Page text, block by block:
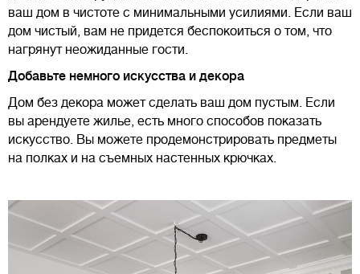
ваш дом в чистоте с минимальными усилиями. Если ваш
дом чистый, вам не придется беспокоиться о том, что
нагрянут неожиданные гости.
Добавьте немного искусства и декора
Дом без декора может сделать ваш дом пустым. Если
вы арендуете жилье, есть много способов показать
искусство. Вы можете продемонстрировать предметы
на полках и на съемных настенных крючках.